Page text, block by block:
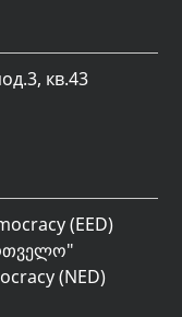
кв.43
(EED)
"
(NED)